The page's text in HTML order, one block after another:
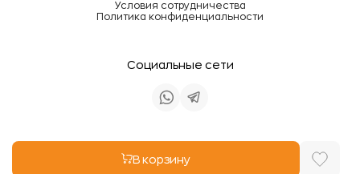
В корзину
Условия сотрудничества
Политика конфиденциальности
Социальные сети
Информация на сайте не является публичной
офертой